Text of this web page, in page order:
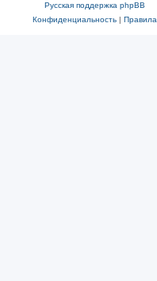
Русская поддержка phpBB
Конфиденциальность| Правила